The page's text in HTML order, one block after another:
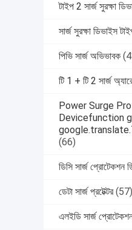
টাইপ 2 সার্জ সুরক্ষা
সার্জ সুরক্ষা ডিভাইস
পিভি সার্জ অভিভাবক
টি 1 + টি 2 সার্জ
Power Surge
Devicefunction
(66)
ডিসি সার্জ প্রোটেকশন
ডেটা সার্জ প্রটেক্টর (57)
এলইডি সার্জ